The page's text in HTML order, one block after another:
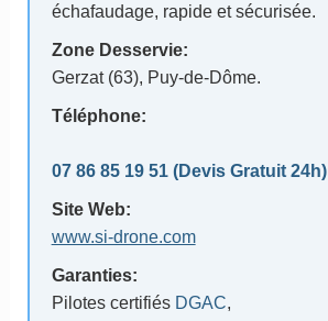
échafaudage, rapide et sécurisée.
Zone Desservie:
Gerzat (63), Puy-de-Dôme.
Téléphone:
07 86 85 19 51(Devis Gratuit 24h)
Site Web:
www.si-drone.com
Garanties:
Pilotes certifiés DGAC,